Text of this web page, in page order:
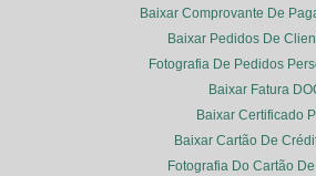
Baixar Comprovante De
Baixar Pedidos De
Fotografia De Pedidos
Baixar Fatura
Baixar Certificado
Baixar Cartão De
Fotografia Do Cartão